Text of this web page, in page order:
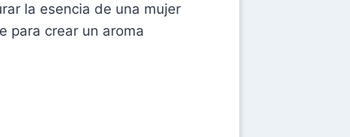
la esencia de una mujer
para crear un aroma